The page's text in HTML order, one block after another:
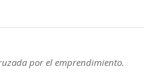
por el emprendimiento.